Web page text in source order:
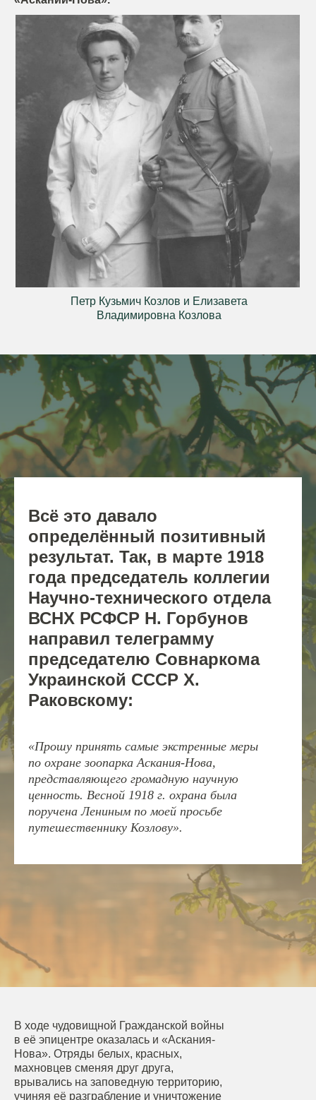
Петр Кузьмич Козлов и Елизавета
Владимировна Козлова
Всё это давало
определённый позитивный
результат. Так, в марте 1918
года председатель коллегии
Научно-технического отдела
ВСНХ РСФСР Н. Горбунов
направил телеграмму
председателю Совнаркома
Украинской СССР X.
Раковскому:
«Прошу принять самые экстренные меры
по охране зоопарка Аскания-Нова,
представляющего громадную научную
ценность. Весной 1918 г. охрана была
поручена Лениным по моей просьбе
путешественнику Козлову».
В ходе чудовищной Гражданской войны
в её эпицентре оказалась и «Аскания-
Нова». Отряды белых, красных,
махновцев сменяя друг друга,
врывались на заповедную территорию,
учиняя её разграбление и уничтожение